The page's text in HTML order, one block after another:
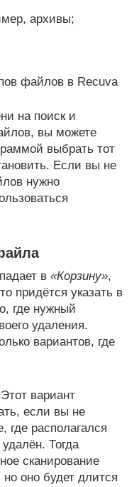
архивы;
на поиск и
вы можете
выбрать тот
Если вы не
нужно
в «Корзину»,
придётся указать в
где нужный
удаления.
вариантов, где
вариант
если вы не
где располагался
Тогда
сканирование
оно будет длится